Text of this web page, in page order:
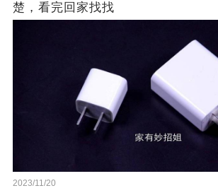
楚，看完回家找找
2023/11/20